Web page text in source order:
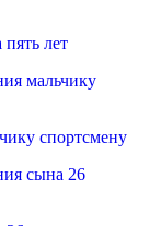
лет
спортсмену